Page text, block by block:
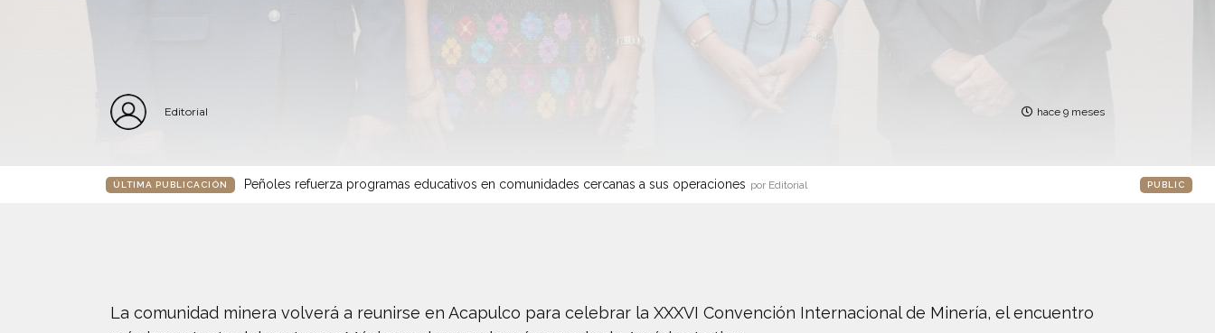
Editorial hace 9 meses
ÚLTIMA PUBLICACIÓN Peñoles refuerza programas educativos en comunidades cercanas a sus operaciones por Editorial PUBLIC
La comunidad minera volverá a reunirse en Acapulco para celebrar la XXXVI Convención Internacional de Minería, el encuentro